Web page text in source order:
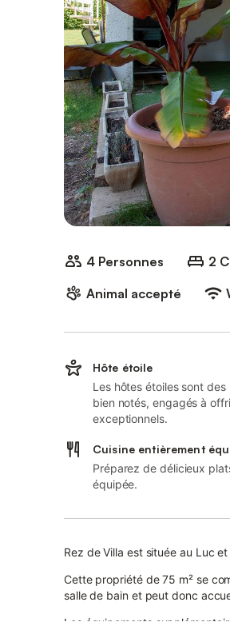
4 Personnes 2
Animal accepté
Hôte étoile
Les hôtes étoiles sont
bien notés, engagés à
exceptionnels.
Cuisine entièrement
Préparez de délicieux
équipée.
Rez de Villa est située au Luc
Cette propriété de 75 m² se
salle de bain et peut donc
Les équipements